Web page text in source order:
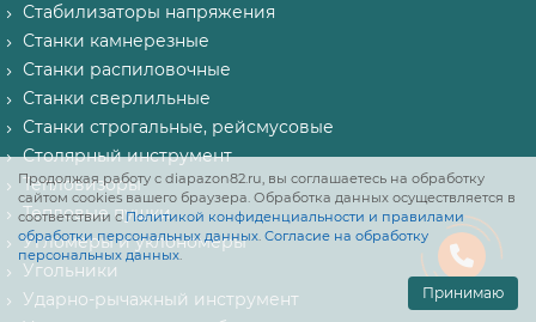
Продолжая работу с diapazon82.ru, вы соглашаетесь на обработку
сайтом cookies вашего браузера. Обработка данных осуществляется в
соответствии сПолитикой конфиденциальности и правилами
обработки персональных данных. Согласие на обработку
персональных данных.
Принимаю
Стабилизаторы напряжения
Станки камнерезные
Станки распиловочные
Станки сверлильные
Станки строгальные, рейсмусовые
Столярный инструмент
Тепловизоры
Тепловые пушки
Угломеры и уклономеры
Угольники
Ударно-рычажный инструмент